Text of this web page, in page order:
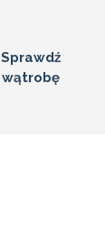
Sprawdź
wątrobę